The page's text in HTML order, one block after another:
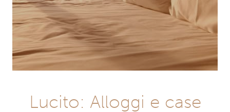
Lucito: Alloggi e case